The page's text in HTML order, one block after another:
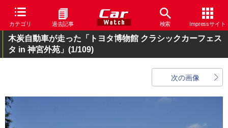
カテゴリ 過去記事 検索 Impressサイト
木炭自動車が走った「トヨタ博物館 クラシックカーフェス
タ in 神宮外苑」 (1/109)
次の画像